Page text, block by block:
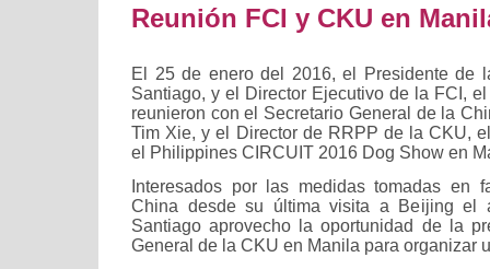
Reunión FCI y CKU en
El 25 de enero del 2016, el Presidente de
Santiago, y el Director Ejecutivo de la FCI,
reunieron con el Secretario General de la
Tim Xie, y el Director de RRPP de la CKU,
el Philippines CIRCUIT 2016 Dog Show en
Interesados por las medidas tomadas en
China desde su última visita a Beijing el
Santiago aprovecho la oportunidad de la
General de la CKU en Manila para organizar